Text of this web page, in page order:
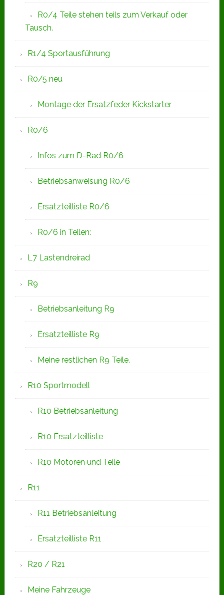
R0/4 Teile stehen teils zum Verkauf oder
Tausch.
R1/4 Sportausführung
R0/5 neu
Montage der Ersatzfeder Kickstarter
R0/6
Infos zum D-Rad R0/6
Betriebsanweisung R0/6
Ersatzteilliste R0/6
R0/6 in Teilen:
L7 Lastendreirad
R9
Betriebsanleitung R9
Ersatzteilliste R9
Meine restlichen R9 Teile.
R10 Sportmodell
R10 Betriebsanleitung
R10 Ersatzteilliste
R10 Motoren und Teile
R11
R11 Betriebsanleitung
Ersatzteilliste R11
R20 / R21
Meine Fahrzeuge